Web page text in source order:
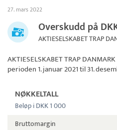
27. mars 2022
Overskudd på
AKTIESELSKABET TRAP
AKTIESELSKABET TRAP DANMARK
perioden 1. januar 2021 til 31.
NØKKELTALL
Beløp i DKK 1 000
Bruttomargin